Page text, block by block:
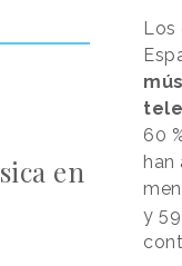
en
Los
60
han
y